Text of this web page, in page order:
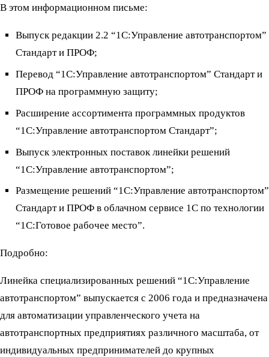
В этом информационном письме:
Выпуск редакции 2.2 “1С:Управление автотранспортом”
Стандарт и ПРОФ;
Перевод “1С:Управление автотранспортом” Стандарт и
ПРОФ на программную защиту;
Расширение ассортимента программных продуктов
“1С:Управление автотранспортом Стандарт”;
Выпуск электронных поставок линейки решений
“1С:Управление автотранспортом”;
Размещение решений “1С:Управление автотранспортом”
Стандарт и ПРОФ в облачном сервисе 1С по технологии
“1С:Готовое рабочее место”.
Подробно:
Линейка специализированных решений “1С:Управление
автотранспортом” выпускается с 2006 года и предназначена
для автоматизации управленческого учета на
автотранспортных предприятиях различного масштаба, от
индивидуальных предпринимателей до крупных